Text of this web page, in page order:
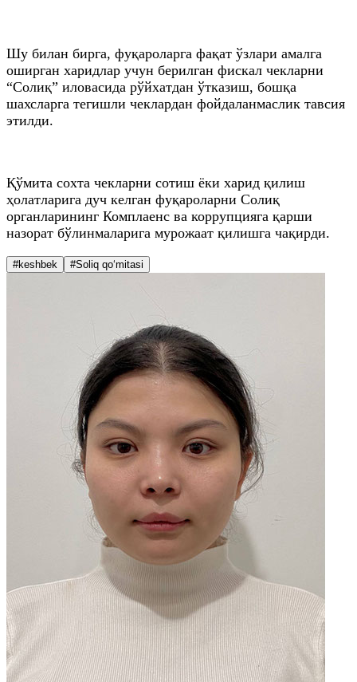
Шу билан бирга, фуқароларга фақат ўзлари амалга
оширган харидлар учун берилган фискал чекларни
“Солиқ” иловасида рўйхатдан ўтказиш, бошқа
шахсларга тегишли чеклардан фойдаланмаслик тавсия
этилди.
Қўмита сохта чекларни сотиш ёки харид қилиш
ҳолатларига дуч келган фуқароларни Солиқ
органларининг Комплаенс ва коррупцияга қарши
назорат бўлинмаларига мурожаат қилишга чақирди.
#keshbek #Soliq qo‘mitasi